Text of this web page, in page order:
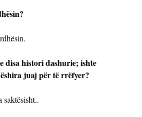
disa histori dashurie; ishte
juaj për të rrëfyer?
saktësisht..